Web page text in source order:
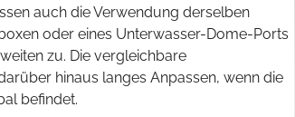
auch die Verwendung derselben
oder eines Unterwasser-Dome-Ports
zu. Die vergleichbare
hinaus langes Anpassen, wenn die
befindet.